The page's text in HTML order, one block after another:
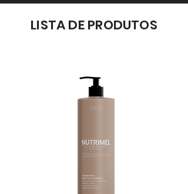
LISTA DE PRODUTOS